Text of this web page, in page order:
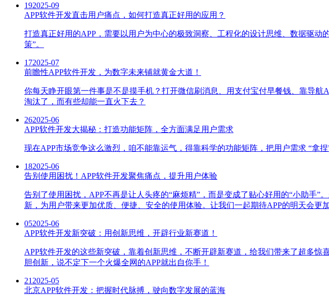
192025-09
APP软件开发直击用户痛点，如何打造真正好用的应用？
打造真正好用的APP，需要以用户为中心的极致洞察、工程化的设计思维、数据驱
策”。
172025-07
前瞻性APP软件开发，为数字未来铺就黄金大道！
你每天睁开眼第一件事是不是摸手机？打开微信刷消息、用支付宝付早餐钱、靠导
淘汰了，而有些却能一直火下去？
262025-06
APP软件开发大揭秘：打造功能矩阵，全方面满足用户需求
现在APP市场竞争这么激烈，咱不能靠运气，得靠科学的功能矩阵，把用户需求 “拿
182025-06
告别使用困扰！APP软件开发聚焦痛点，提升用户体验
告别了使用困扰，APP不再是让人头疼的“麻烦精”，而是变成了贴心好用的“小助手
新，为用户带来更加优质、便捷、安全的使用体验。让我们一起期待APP的明天会更
052025-06
APP软件开发新突破：用创新思维，开辟行业新赛道！
APP软件开发的这些新突破，靠着创新思维，不断开辟新赛道，给我们带来了超多
胆创新，说不定下一个火爆全网的APP就出自你手！
21 2025-05
北京APP软件开发：把握时代脉搏，驶向数字发展的蓝海